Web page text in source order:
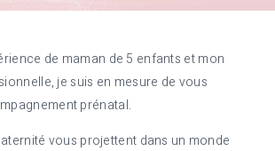
de maman de 5 enfants et mon
je suis en mesure de vous
prénatal.
vous projettent dans un monde